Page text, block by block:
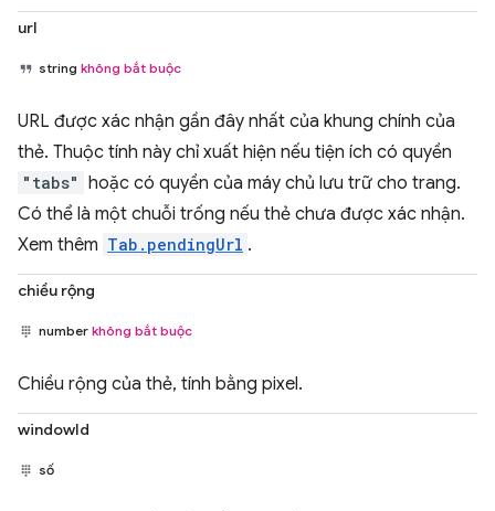
url
string không bắt buộc
URL được xác nhận gần đây nhất của khung chính của
thẻ. Thuộc tính này chỉ xuất hiện nếu tiện ích có quyền
"tabs" hoặc có quyền của máy chủ lưu trữ cho trang.
Có thể là một chuỗi trống nếu thẻ chưa được xác nhận.
Xem thêm Tab.pendingUrl .
chiều rộng
number không bắt buộc
Chiều rộng của thẻ, tính bằng pixel.
windowId
số